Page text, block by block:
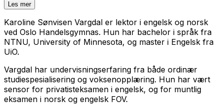
Les mer
Karoline Sønvisen Vargdal er lektor i engelsk og norsk
ved Oslo Handelsgymnas. Hun har bachelor i språk fra
NTNU, University of Minnesota, og master i Engelsk fra
UiO.
Vargdal har undervisningserfaring fra både ordinær
studiespesialisering og voksenopplæring. Hun har vært
sensor for privatisteksamen i engelsk, og for muntlig
eksamen i norsk og engelsk FOV.